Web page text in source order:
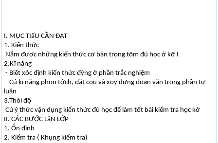
I. MỤC TIấU CẦN ĐẠT
1. Kiến thức
Nắm được những kiến thức cơ bản trọng tõm đú học ở kỡ I
2.Kĩ năng
- Biết xỏc định kiến thức đỳng ở phần trắc nghiệm
- Cú kĩ năng phõn tớch, đặt cõu và xõy dựng đoạn văn trong phần tự
luận
3.Thỏi độ
Cú ý thức vận dụng kiến thức đú học để làm tốt bài kiểm tra học kỡ
II. CÁC BƯỚC LấN LỚP
1. Ổn định
2. Kiểm tra ( Khụng kiểm tra)